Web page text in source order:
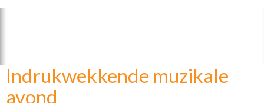
b
o
er n
Indrukwekkende muzikale
avond